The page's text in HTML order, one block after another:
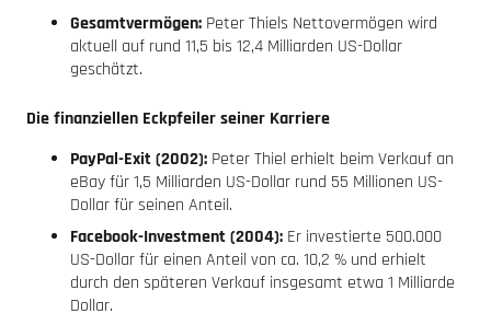
Gesamtvermögen: Peter Thiels Nettovermögen wird
aktuell auf rund 11,5 bis 12,4 Milliarden US-Dollar
geschätzt.
Die finanziellen Eckpfeiler seiner Karriere
PayPal-Exit (2002): Peter Thiel erhielt beim Verkauf an
eBay für 1,5 Milliarden US-Dollar rund 55 Millionen US-
Dollar für seinen Anteil.
Facebook-Investment (2004): Er investierte 500.000
US-Dollar für einen Anteil von ca. 10,2 % und erhielt
durch den späteren Verkauf insgesamt etwa 1 Milliarde
Dollar.